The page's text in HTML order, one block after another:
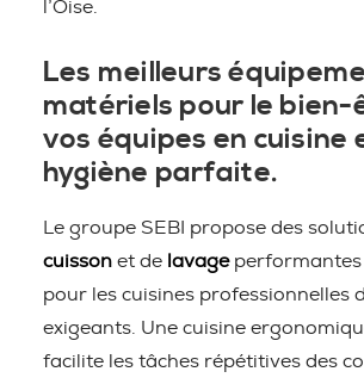
l’Oise.
Les meilleurs
matériels pour le bien-
vos équipes en cuisine
hygiène parfaite.
Le groupe SEBI propose des
cuisson et de lavageperformantes
pour les cuisines professionnelles
exigeants. Une cuisine
facilite les tâches répétitives des